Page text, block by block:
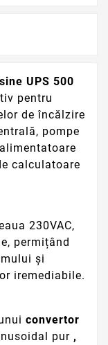
sine UPS 500
pentru
de încălzire
pompe
calculatoare
230VAC,
permițând
și
iremediabile.
convertor
pur ,